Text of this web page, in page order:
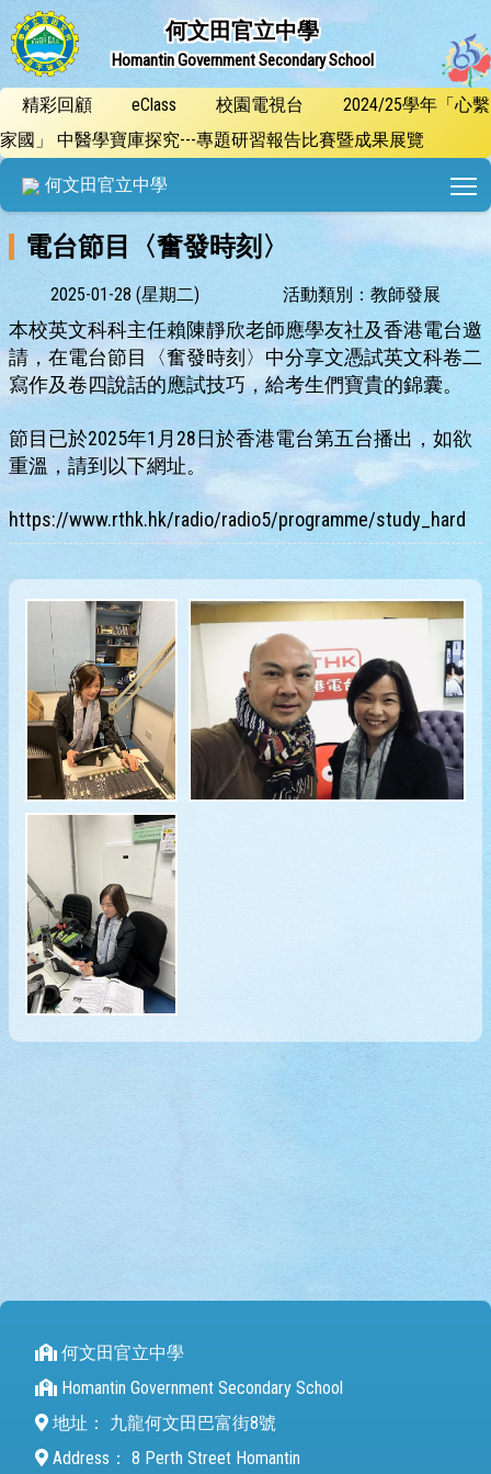
何文田官立中學
Homantin Government Secondary School
精彩回顧 eClass 校園電視台
2024/25學年「心繫
家國」 中醫學寶庫探究---專題研習報告比賽暨成果展覽
何文田官立中學
電台節目〈奮發時刻〉
2025-01-28 (星期二) 活動類別：教師發展
本校英文科科主任賴陳靜欣老師應學友社及香港電台邀
請，在電台節目〈奮發時刻〉中分享文憑試英文科卷二
寫作及卷四說話的應試技巧，給考生們寶貴的錦囊。
節目已於2025年1月28日於香港電台第五台播出，如欲
重溫，請到以下網址。
https://www.rthk.hk/radio/radio5/programme/study_hard
何文田官立中學
Homantin Government Secondary School
地址：
九龍何文田巴富街8號
Address： 8 Perth Street Homantin